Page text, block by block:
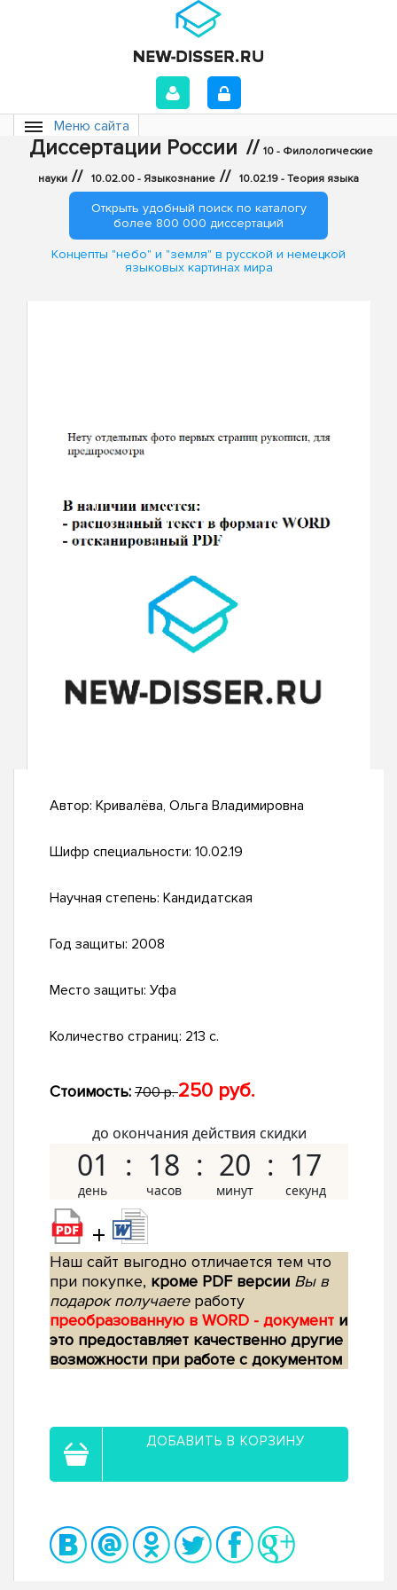
Меню сайта
Диссертации России // 10 - Филологические
науки // 10.02.00 - Языкознание // 10.02.19 - Теория языка
Открыть удобный поиск по каталогу
более 800 000 диссертаций
Концепты "небо" и "земля" в русской и немецкой
языковых картинах мира
Автор: Кривалёва, Ольга Владимировна
Шифр специальности: 10.02.19
Научная степень: Кандидатская
Год защиты: 2008
Место защиты: Уфа
Количество страниц: 213 с.
Стоимость: 700 р.250 руб.
до окончания действия скидки
01 18 20 16
+
Наш сайт выгодно отличается тем что
при покупке, кроме PDF версии Вы в
подарок получаетеработу
преобразованную в WORD - документ и
это предоставляет качественно другие
возможности при работе с документом
ДОБАВИТЬ В КОРЗИНУ